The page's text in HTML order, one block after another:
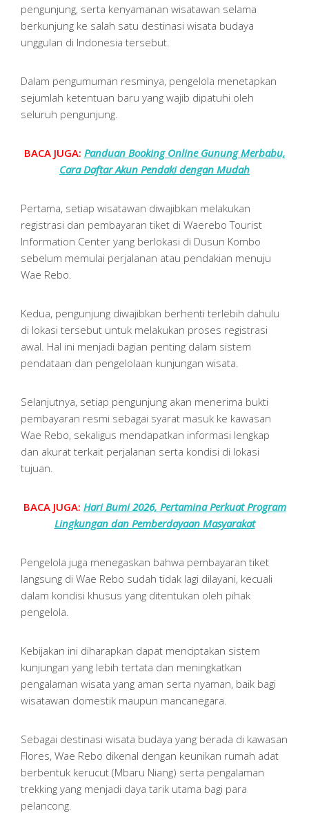
pengunjung, serta kenyamanan wisatawan selama
berkunjung ke salah satu destinasi wisata budaya
unggulan di Indonesia tersebut.
Dalam pengumuman resminya, pengelola menetapkan
sejumlah ketentuan baru yang wajib dipatuhi oleh
seluruh pengunjung.
BACA JUGA: Panduan Booking Online Gunung Merbabu,
Cara Daftar Akun Pendaki dengan Mudah
Pertama, setiap wisatawan diwajibkan melakukan
registrasi dan pembayaran tiket di Waerebo Tourist
Information Center yang berlokasi di Dusun Kombo
sebelum memulai perjalanan atau pendakian menuju
Wae Rebo.
Kedua, pengunjung diwajibkan berhenti terlebih dahulu
di lokasi tersebut untuk melakukan proses registrasi
awal. Hal ini menjadi bagian penting dalam sistem
pendataan dan pengelolaan kunjungan wisata.
Selanjutnya, setiap pengunjung akan menerima bukti
pembayaran resmi sebagai syarat masuk ke kawasan
Wae Rebo, sekaligus mendapatkan informasi lengkap
dan akurat terkait perjalanan serta kondisi di lokasi
tujuan.
BACA JUGA: Hari Bumi 2026, Pertamina Perkuat Program
Lingkungan dan Pemberdayaan Masyarakat
Pengelola juga menegaskan bahwa pembayaran tiket
langsung di Wae Rebo sudah tidak lagi dilayani, kecuali
dalam kondisi khusus yang ditentukan oleh pihak
pengelola.
Kebijakan ini diharapkan dapat menciptakan sistem
kunjungan yang lebih tertata dan meningkatkan
pengalaman wisata yang aman serta nyaman, baik bagi
wisatawan domestik maupun mancanegara.
Sebagai destinasi wisata budaya yang berada di kawasan
Flores, Wae Rebo dikenal dengan keunikan rumah adat
berbentuk kerucut (Mbaru Niang) serta pengalaman
trekking yang menjadi daya tarik utama bagi para
pelancong.